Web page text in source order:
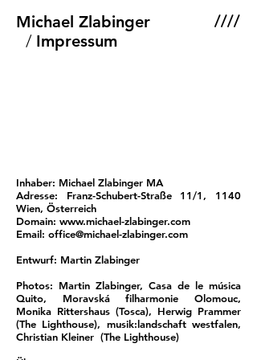
Michael Zlabinger
/Impressum
////
Inhaber: Michael Zlabinger MA
Adresse: Franz-Schubert-Straße 11/1, 1140
Wien, Österreich
Domain: www.michael-zlabinger.com
Email: office@michael-zlabinger.com
Entwurf: Martin Zlabinger
Photos: Martin Zlabinger, Casa de le música
Quito, Moravská filharmonie Olomouc,
Monika Rittershaus (Tosca), Herwig Prammer
(The Lighthouse), musik:landschaft westfalen,
Christian Kleiner (The Lighthouse)